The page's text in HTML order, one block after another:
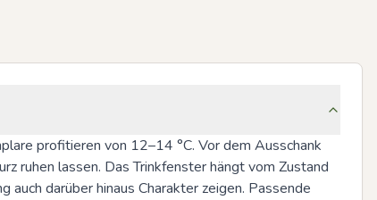
profitieren von 12–14 °C. Vor dem Ausschank
ruhen lassen. Das Trinkfenster hängt vom Zustand
darüber hinaus Charakter zeigen. Passende